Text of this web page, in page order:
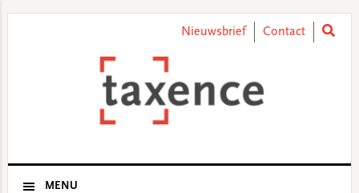
Nieuwsbrief Contact
MENU